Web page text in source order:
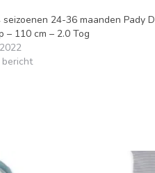
seizoenen 24-36 maanden Pady
– 110 cm – 2.0 Tog